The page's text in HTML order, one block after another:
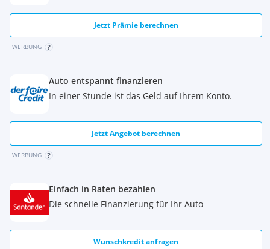
Probefahrt bedingt möglich wegen den defekten Zündkerze
Das ist ein PrivatVerkauf keine Garantie oder Gewährleistung.
Jetzt Prämie berechnen
WERBUNG
Auto entspannt finanzieren
In einer Stunde ist das Geld auf Ihrem Konto.
Jetzt Angebot berechnen
WERBUNG
Einfach in Raten bezahlen
Die schnelle Finanzierung für Ihr Auto
Wunschkredit anfragen